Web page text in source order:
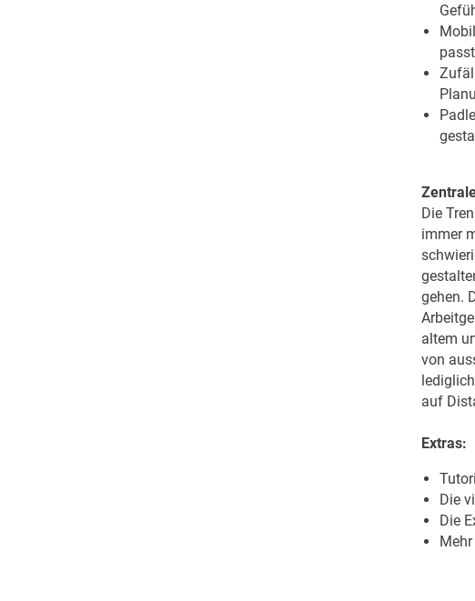
passt
​Die
immer
gehen.
altem
von
auf
Extras:
Die
Die